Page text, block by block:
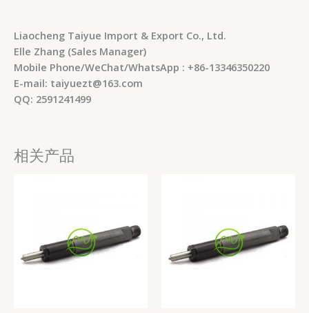
Liaocheng Taiyue Import & Export Co., Ltd.
Elle Zhang (Sales Manager)
Mobile Phone/WeChat/WhatsApp : +86-13346350220
E-mail: taiyuezt@163.com
QQ: 2591241499
相关产品